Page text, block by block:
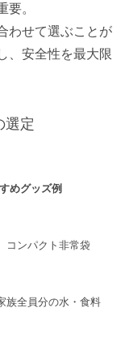
要。
わせて選ぶことが
、安全性を最大限
選定
めグッズ例
コンパクト非常袋
族全員分の水・食料